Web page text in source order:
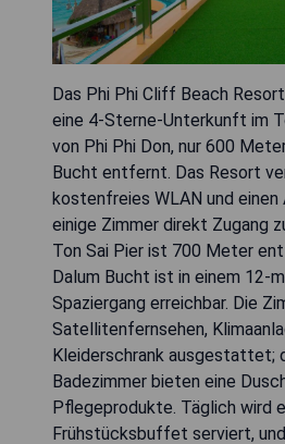
Das Phi Phi Cliff Beach
eine 4-Sterne-Unterkunft im
von Phi Phi Don, nur 600
Bucht entfernt. Das Resort
kostenfreies WLAN und einen
einige Zimmer direkt Zugang
Ton Sai Pier ist 700 Meter
Dalum Bucht ist in einem 12-
Spaziergang erreichbar. Die
Satellitenfernsehen,
Kleiderschrank ausgestattet;
Badezimmer bieten eine
Pflegeprodukte. Täglich wird
Frühstücksbuffet serviert,